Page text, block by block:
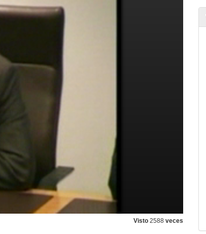
Visto 2588 veces